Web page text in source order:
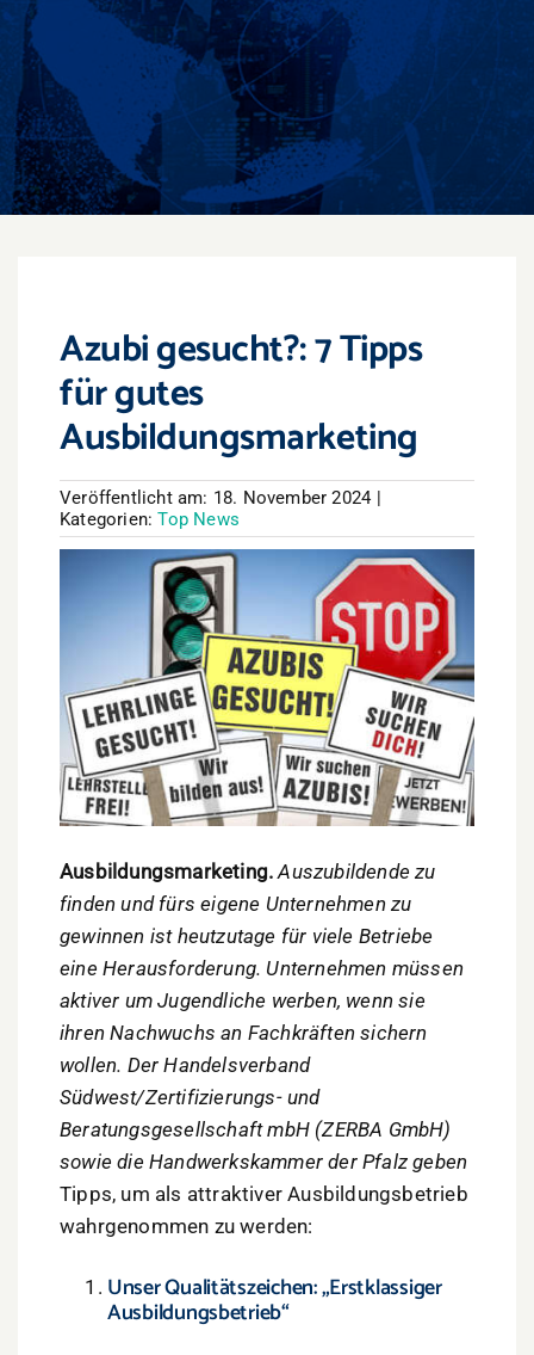
Events
Überregional
Jobs
Newsletter
Azubi gesucht?: 7 Tipps
für gutes
Ausbildungsmarketing
Veröffentlicht am: 18. November 2024 |
Kategorien:Top News
Ausbildungsmarketing. Auszubildende zu
finden und fürs eigene Unternehmen zu
gewinnen ist heutzutage für viele Betriebe
eine Herausforderung. Unternehmen müssen
aktiver um Jugendliche werben, wenn sie
ihren Nachwuchs an Fachkräften sichern
wollen. Der Handelsverband
Südwest/Zertifizierungs- und
Beratungsgesellschaft mbH (ZERBA GmbH)
sowie die Handwerkskammer der Pfalz geben
Tipps, um als attraktiver Ausbildungsbetrieb
wahrgenommen zu werden:
Unser Qualitätszeichen: „Erstklassiger
Ausbildungsbetrieb“